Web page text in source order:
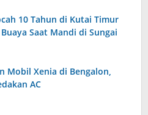
10 Tahun di Kutai Timur
Saat Mandi di Sungai
Mobil Xenia di Bengalon,
AC